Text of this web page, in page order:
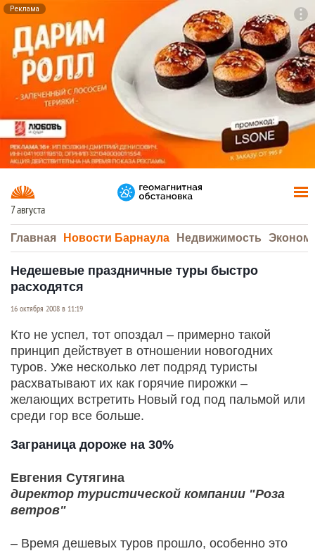
Реклама
7 августа
Главная Новости Барнаула Недвижимость
Недешевые праздничные туры быстро
расходятся
16 октября 2008 в 11:19
Кто не успел, тот опоздал – примерно такой
принцип действует в отношении новогодних
туров. Уже несколько лет подряд туристы
расхватывают их как горячие пирожки –
желающих встретить Новый год под пальмой или
среди гор все больше.
Заграница дороже на 30%
Евгения Сутягина
директор туристической компании "Роза
ветров"
– Время дешевых туров прошло, особенно это